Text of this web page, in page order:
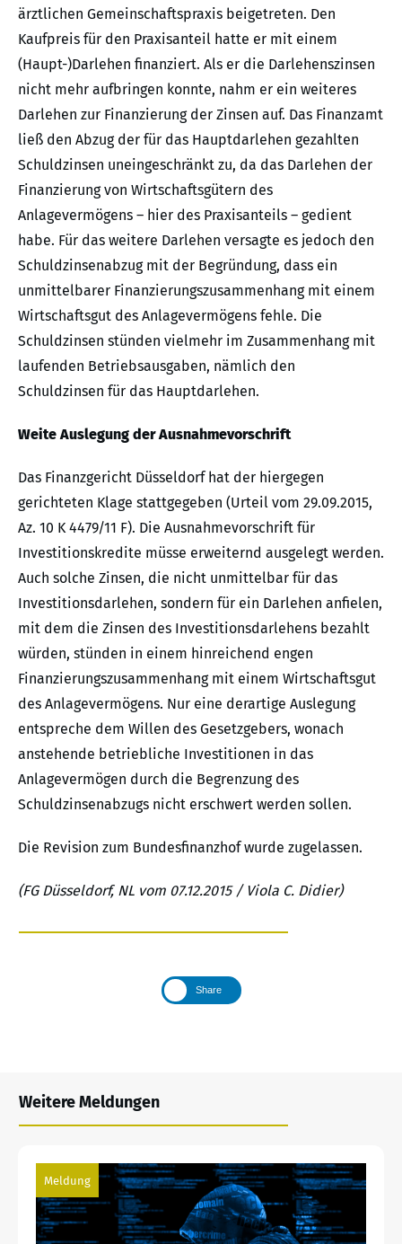
ärztlichen Gemeinschaftspraxis beigetreten. Den
Kaufpreis für den Praxisanteil hatte er mit einem
(Haupt-)Darlehen finanziert. Als er die Darlehenszinsen
nicht mehr aufbringen konnte, nahm er ein weiteres
Darlehen zur Finanzierung der Zinsen auf. Das Finanzamt
ließ den Abzug der für das Hauptdarlehen gezahlten
Schuldzinsen uneingeschränkt zu, da das Darlehen der
Finanzierung von Wirtschaftsgütern des
Anlagevermögens – hier des Praxisanteils – gedient
habe. Für das weitere Darlehen versagte es jedoch den
Schuldzinsenabzug mit der Begründung, dass ein
unmittelbarer Finanzierungszusammenhang mit einem
Wirtschaftsgut des Anlagevermögens fehle. Die
Schuldzinsen stünden vielmehr im Zusammenhang mit
laufenden Betriebsausgaben, nämlich den
Schuldzinsen für das Hauptdarlehen.
Weite Auslegung der Ausnahmevorschrift
Das Finanzgericht Düsseldorf hat der hiergegen
gerichteten Klage stattgegeben (Urteil vom 29.09.2015,
Az. 10 K 4479/11 F). Die Ausnahmevorschrift für
Investitionskredite müsse erweiternd ausgelegt werden.
Auch solche Zinsen, die nicht unmittelbar für das
Investitionsdarlehen, sondern für ein Darlehen anfielen,
mit dem die Zinsen des Investitionsdarlehens bezahlt
würden, stünden in einem hinreichend engen
Finanzierungszusammenhang mit einem Wirtschaftsgut
des Anlagevermögens. Nur eine derartige Auslegung
entspreche dem Willen des Gesetzgebers, wonach
anstehende betriebliche Investitionen in das
Anlagevermögen durch die Begrenzung des
Schuldzinsenabzugs nicht erschwert werden sollen.
Die Revision zum Bundesfinanzhof wurde zugelassen.
(FG Düsseldorf, NL vom 07.12.2015 / Viola C. Didier)
Share
Weitere Meldungen
Meldung